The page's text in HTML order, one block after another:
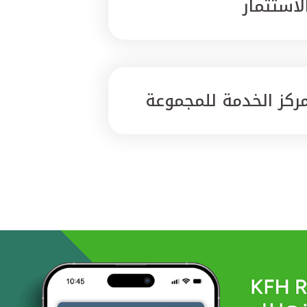
الخدمة للمجموعة